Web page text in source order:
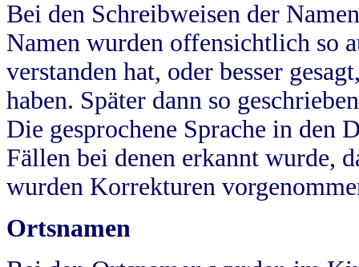
Bei den Schreibweisen der
Namen wurden offensichtlich so
verstanden hat, oder besser
haben. Später dann so
Die gesprochene Sprache in
Fällen bei denen erkannt wurde,
wurden Korrekturen
Ortsnamen